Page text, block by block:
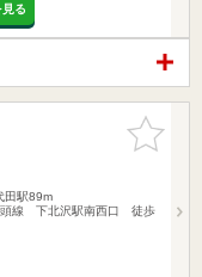
る
お気に入
りに追加
田駅89m
頭線 下北沢駅南西口 徒歩